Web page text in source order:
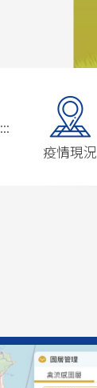
:::
疫情現況